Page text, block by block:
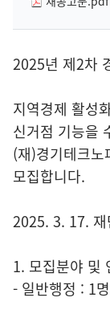
2025년 제2차
지역경제 활성
신거점 기능을
(재)경기테크
모집합니다.
2025. 3. 17. 재
1. 모집분야 및
- 일반행정 : 1